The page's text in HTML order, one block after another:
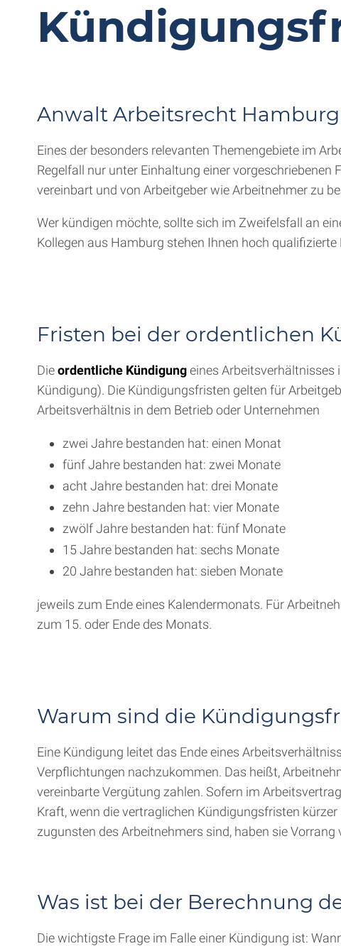
Anwalt Arbeitsrecht Hamburg
Eines der besonders relevanten Themengebiete im
Regelfall nur unter Einhaltung einer
vereinbart und von Arbeitgeber wie Arbeitnehmer zu
Wer kündigen möchte, sollte sich im Zweifelsfall an
Kollegen aus Hamburg stehen Ihnen hoch
Fristen bei der ordentlichen
Dieordentliche Kündigungeines
Kündigung). Die Kündigungsfristen gelten für
Arbeitsverhältnis in dem Betrieb oder Unternehmen
zwei Jahre bestanden hat: einen Monat
fünf Jahre bestanden hat: zwei Monate
acht Jahre bestanden hat: drei Monate
zehn Jahre bestanden hat: vier Monate
zwölf Jahre bestanden hat: fünf Monate
15 Jahre bestanden hat: sechs Monate
20 Jahre bestanden hat: sieben Monate
jeweils zum Ende eines Kalendermonats. Für
zum 15. oder Ende des Monats.
Warum sind die
Eine Kündigung leitet das Ende eines
Verpflichtungen nachzukommen. Das heißt,
vereinbarte Vergütung zahlen. Sofern im
Kraft, wenn die vertraglichen Kündigungsfristen
zugunsten des Arbeitnehmers sind, haben sie Vorrang
Was ist bei der Berechnung
Die wichtigste Frage im Falle einer Kündigung ist: